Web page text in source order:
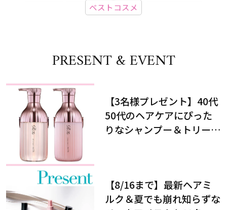
ベストコスメ
PRESENT & EVENT
【3名様プレゼント】40代
50代のヘアケアにぴった
りなシャンプー＆トリート
【8/16まで】最新ヘアミ
ルク＆夏でも崩れ知らずな